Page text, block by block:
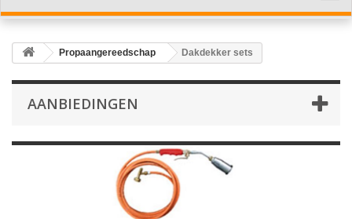
Propaangereedschap Dakdekker sets
AANBIEDINGEN